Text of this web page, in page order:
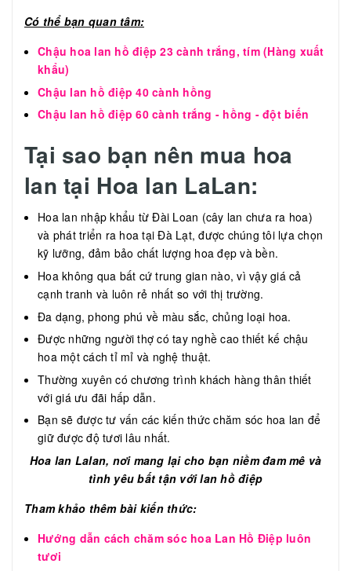
Có thể bạn quan tâm:
Chậu hoa lan hồ điệp 23 cành trắng, tím (Hàng xuất
khẩu)
Chậu lan hồ điệp 40 cành hồng
Chậu lan hồ điệp 60 cành trắng - hồng - đột biến
Tại sao bạn nên mua hoa
lan tại Hoa lan LaLan:
Hoa lan nhập khẩu từ Đài Loan (cây lan chưa ra hoa)
và phát triển ra hoa tại Đà Lạt, được chúng tôi lựa chọn
kỹ lưỡng, đảm bảo chất lượng hoa đẹp và bền.
Hoa không qua bất cứ trung gian nào, vì vậy giá cả
cạnh tranh và luôn rẻ nhất so với thị trường.
Đa dạng, phong phú về màu sắc, chủng loại hoa.
Được những người thợ có tay nghề cao thiết kế chậu
hoa một cách tỉ mỉ và nghệ thuật.
Thường xuyên có chương trình khách hàng thân thiết
với giá ưu đãi hấp dẫn.
Bạn sẽ được tư vấn các kiến thức chăm sóc hoa lan để
giữ được độ tươi lâu nhất.
Hoa lan Lalan, nơi mang lại cho bạn niềm đam mê và
tình yêu bất tận với lan hồ điệp
Tham khảo thêm bài kiến thức:
Hướng dẫn cách chăm sóc hoa Lan Hồ Điệp luôn
tươi